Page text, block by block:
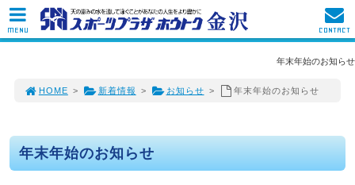
年末年始のお知らせ
HOME > 新着情報 > お知らせ > 年末年始のお知らせ
年末年始のお知らせ
MENU CONTACT